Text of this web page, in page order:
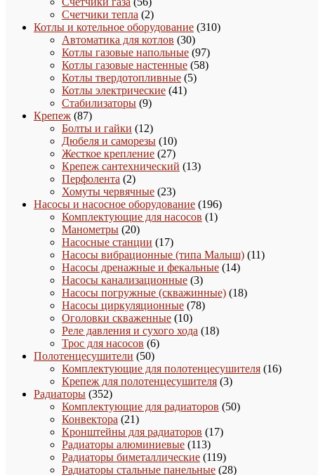
товаров
Счетчики тепла 22
товара
Котлы и котельное оборудование 310310
Автоматика для котлов 3030
товаров
Котлы газовые напольные 9797
товаров
Котлы газовые настенные 5858
Котлы твердотопливные 55
Котлы электрические 4141
Стабилизаторы 99
Крепеж 8787
товаров
Болты и гайки 1212
товаров
Дюбеля и саморезы 1010
товаров
Жесткое крепление 2727
товаров
Крепеж сантехнический 1313
Перфолента 22
товара
Хомуты червячные 2323
товара
Насосы и насосное оборудование 196196
Комплектующие для насосов 11
Манометры 2020
товаров
Насосные станции 1717
товаров
Насосы вибрационные (типа Малыш) 1111
Насосы дренажные и фекальные 1414
Насосы канализационные 33
товара
Насосы погружные (скважинные) 1818
Насосы циркуляционные 7878
Оголовки скваженные 1010
товаров
Реле давления и сухого хода 1818
Трос для насосов 66
Полотенцесушители 5050
товаров
Комплектующие для полотенцесушителя 1616
Крепеж для полотенцесушителя 33
Радиаторы 352352
товара
Комплектующие для радиаторов 5050
Конвектора 2121
товар
Кронштейны для радиаторов 1717
Радиаторы алюминиевые 113113
товаров
Радиаторы биметаллические 119119
товаров
Радиаторы стальные панельные 2828